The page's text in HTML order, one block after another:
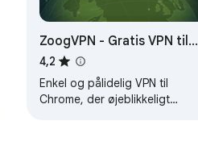
by routing your internet
ZoogVPN - Gratis VPN til
Chrome & Proxy
4,2
Enkel og pålidelig VPN til
Chrome, der øjeblikkeligt